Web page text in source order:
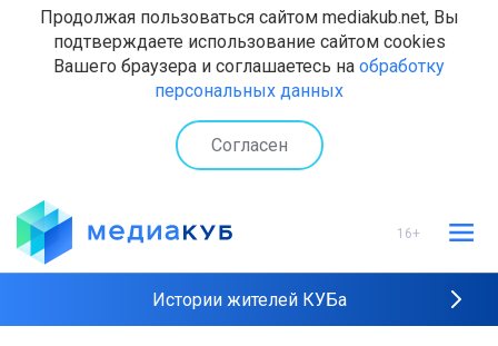
Продолжая пользоваться сайтом mediakub.net, Вы
подтверждаете использование сайтом cookies
Вашего браузера и соглашаетесь на обработку
персональных данных
Согласен
16+
Истории жителей КУБа